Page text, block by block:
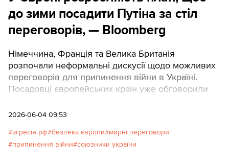
до зими посадити Путіна за стіл
переговорів, — Bloomberg
Німеччина, Франція та Велика Британія
розпочали неформальні дискусії щодо можливих
переговорів для припинення війни в Україні.
Посадовці європейських країн уже обговорили
2026-06-04 09:53
агресія рф безпека європи мирні переговори
припинення війни союзники україни